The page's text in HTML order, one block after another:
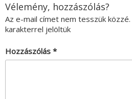
Vélemény, hozzászólás?
Az e-mail címet nem tesszük közzé.
karakterrel jelöltük
Hozzászólás *